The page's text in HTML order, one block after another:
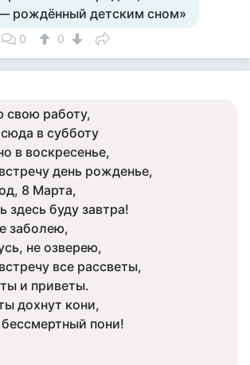
рождённый детским сном»
0 0
работу,
в субботу
в воскресенье,
день рожденье,
8 Марта,
здесь буду завтра!
заболею,
не озверею,
все рассветы,
и приветы.
дохнут кони,
пони!